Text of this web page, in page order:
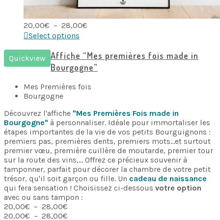
20,00€ – 28,00€
20,00€
à
28,00€
Select options
Quickview Affiche “Mes premières fois made in
Bourgogne”
Mes Premières fois
Bourgogne
Découvrez l'affiche "Mes Premières Fois made in
Bourgogne" à personnaliser. Idéale pour immortaliser les
étapes importantes de la vie de vos petits Bourguignons :
premiers pas, premières dents, premiers mots...et surtout
premier vœu, première cuillère de moutarde, premier tour
sur la route des vins,... Offrez ce précieux souvenir à
tamponner, parfait pour décorer la chambre de votre petit
trésor, qu'il soit garçon ou fille. Un cadeau de naissance
qui fera sensation ! Choisissez ci-dessous votre option
avec ou sans tampon :
20,00€ – 28,00€
20,00€ – 28,00€